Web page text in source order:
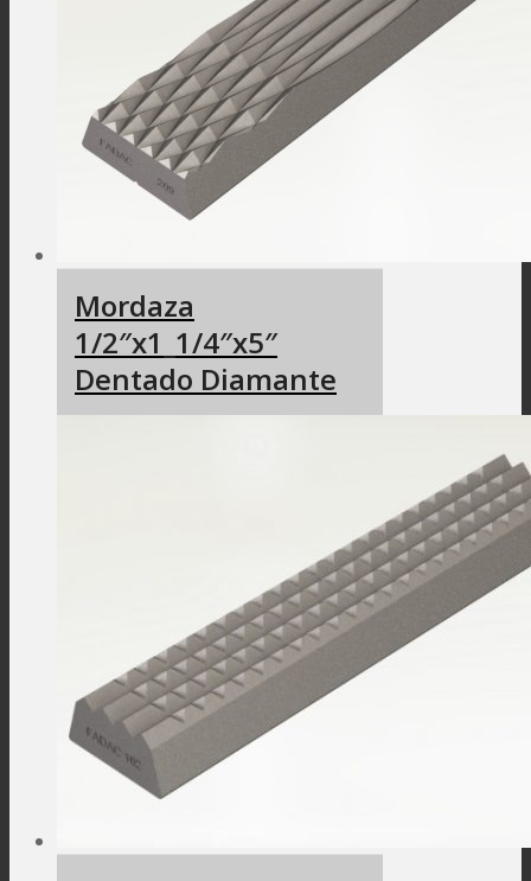
Mordaza
1/2″x1_1/4″x5″
Dentado Diamante